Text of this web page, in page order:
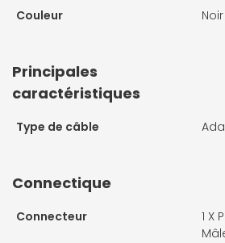
Couleur
Noir
Principales
caractéristiques
Type de câble
Connectique
Connecteur 1 X